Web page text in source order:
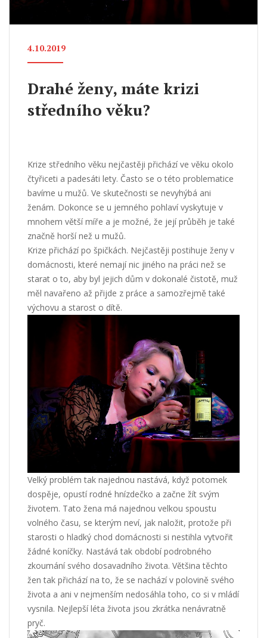
4.10.2019
Drahé ženy, máte krizi
středního věku?
Krize středního věku nejčastěji přichází ve věku okolo
čtyřiceti a padesáti lety. Často se o této problematice
bavíme u mužů. Ve skutečnosti se nevyhýbá ani
ženám. Dokonce se u jemného pohlaví vyskytuje v
mnohem větší míře a je možné, že její průběh je také
značně horší než u mužů.
Krize přichází po špičkách. Nejčastěji postihuje ženy v
domácnosti, které nemají nic jiného na práci než se
starat o to, aby byl jejich dům v dokonalé čistotě, muž
měl navařeno až přijde z práce a samozřejmě také
výchovu a starost o dítě.
Velký problém tak najednou nastává, když potomek
dospěje, opustí rodné hnízdečko a začne žít svým
životem. Tato žena má najednou velkou spoustu
volného času, se kterým neví, jak naložit, protože při
starosti o hladký chod domácnosti si nestihla vytvořit
žádné koníčky. Nastává tak období podrobného
zkoumání svého dosavadního života. Většina těchto
žen tak přichází na to, že se nachází v polovině svého
života a ani v nejmenším nedosáhla toho, co si v mládí
vysnila. Nejlepší léta života jsou zkrátka nenávratně
pryč.